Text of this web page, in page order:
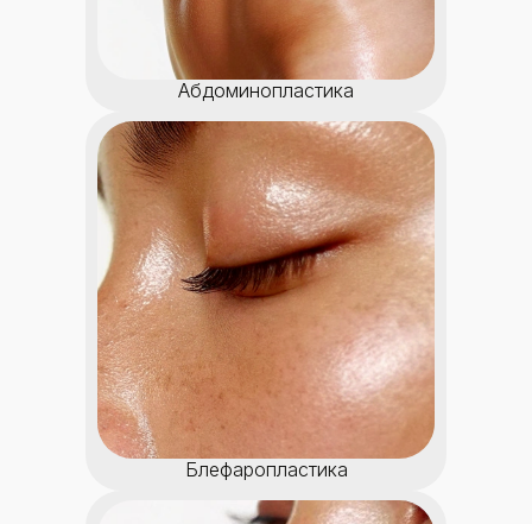
Абдоминопластика
Блефаропластика